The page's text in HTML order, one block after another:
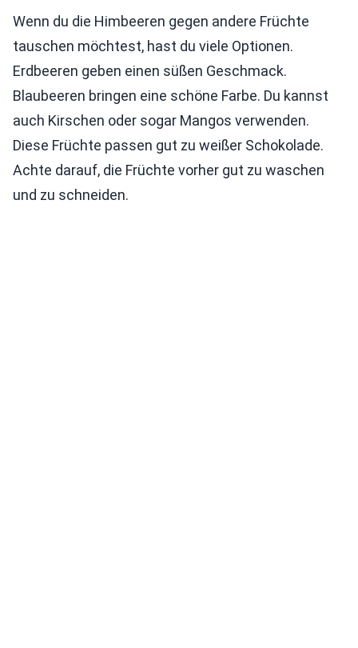
Wenn du die Himbeeren gegen andere Früchte
tauschen möchtest, hast du viele Optionen.
Erdbeeren geben einen süßen Geschmack.
Blaubeeren bringen eine schöne Farbe. Du kannst
auch Kirschen oder sogar Mangos verwenden.
Diese Früchte passen gut zu weißer Schokolade.
Achte darauf, die Früchte vorher gut zu waschen
und zu schneiden.